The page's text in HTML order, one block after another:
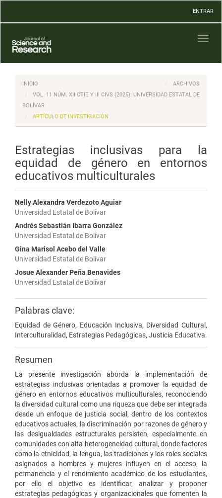
Contenido
Barra
lateral
ENTRAR
INICIO
ARCHIVOS
VOL. 11 NÚM. XII CTIE Y III CIVS (2025): UNIVERSIDAD ESTATAL DE
BOLÍVAR
ARTÍCULO DE INVESTIGACIÓN
Estrategias inclusivas para la
equidad de género en entornos
educativos multiculturales
Nelly Alexandra Verdezoto Aguiar
Universidad Estatal de Bolívar
Andrés Sebastián Ibarra González
Universidad Estatal de Bolívar
Gina Marisol Acebo del Valle
Universidad Estatal de Bolívar
Josue Alexander Peña Benavides
Universidad Estatal de Bolívar
Palabras clave:
Equidad de Género, Educación Inclusiva, Diversidad Cultural,
Interculturalidad, Estrategias Pedagógicas, Justicia Educativa.
Resumen
La presente investigación aborda la implementación de
estrategias inclusivas orientadas a promover la equidad de
género en entornos educativos multiculturales, reconociendo
la diversidad cultural como una riqueza que debe ser integrada
desde un enfoque de justicia social, dentro de los contextos
educativos actuales, la discriminación por razones de género y
las desigualdades estructurales persisten, especialmente en
comunidades con alta heterogeneidad cultural, donde factores
como la etnicidad, la lengua, las tradiciones y los roles sociales
asignados a hombres y mujeres influyen en el acceso, la
permanencia y el rendimiento académico de los estudiantes,
por ello el objetivo es identificar, analizar y proponer
estrategias pedagógicas y organizacionales que fomenten la